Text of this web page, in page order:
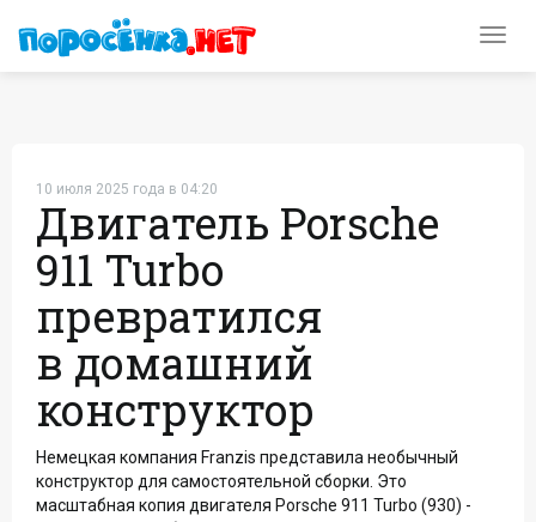
10 июля 2025 года в 04:20
Двигатель Porsche
911 Turbo
превратился
в домашний
конструктор
Немецкая компания Franzis представила необычный
конструктор для самостоятельной сборки. Это
масштабная копия двигателя Porsche 911 Turbo (930) -